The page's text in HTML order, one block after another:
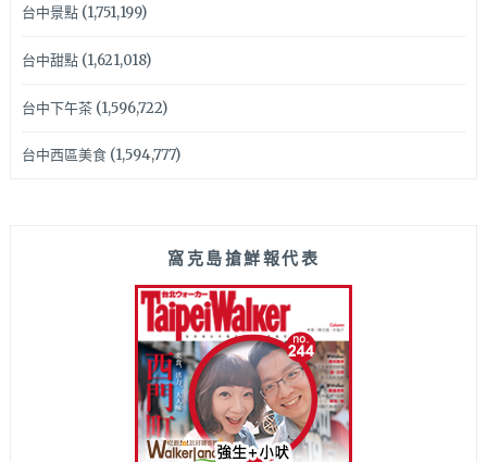
台中景點(1,751,199)
台中甜點(1,621,018)
台中下午茶(1,596,722)
台中西區美食(1,594,777)
窩克島搶鮮報代表